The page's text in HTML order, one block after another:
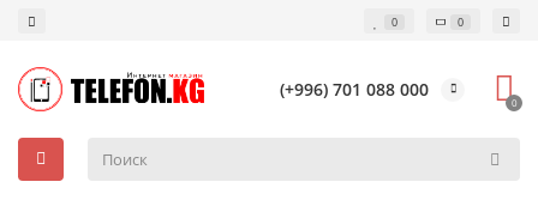
0 0
(+996) 701 088 000
0